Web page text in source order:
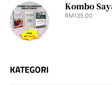
Kombo
RM135.00
KATEGORI